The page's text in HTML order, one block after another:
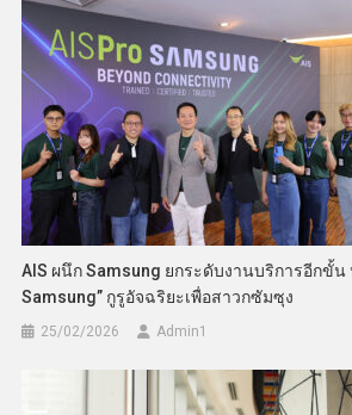
AIS ผนึก Samsung ยกระดับงานบริการอีกขั้น
Samsung” กูรูอัจฉริยะเพื่อสาวกซัมซุง
25/02/2026 Admin​1